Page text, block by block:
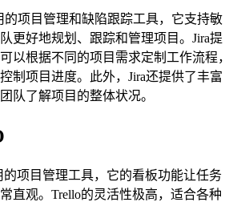
的项目管理和缺陷跟踪工具，它支持敏
更好地规划、跟踪和管理项目。Jira提
以根据不同的项目需求定制工作流程，
制项目进度。此外，Jira还提供了丰富
队了解项目的整体状况。
的项目管理工具，它的看板功能让任务
直观。Trello的灵活性极高，适合各种